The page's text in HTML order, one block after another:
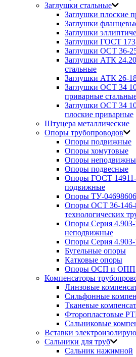
Заглушки стальные
Заглушки плоские
Заглушки
Заглушки
Заглушки ГОСТ
Заглушки ОСТ 36-
Заглушки АТК
стальные
Заглушки АТК 26-
Заглушки ОСТ 34
приварные
Заглушки ОСТ 34
плоские приварные
Штуцера металлические
Опоры трубопроводов
Опоры подвижные
Опоры хомутовые
Опоры
Опоры подвесные
Опоры ГОСТ
подвижные
Опоры ТУ-
Опоры ОСТ 36-146-
технологических
Опоры Серия
неподвижные
Опоры Серия
Бугельные опоры
Катковые опоры
Опоры ОСП и ОПП
Компенсаторы
Линзовые
Сильфонные
Тканевые
Фторопластовые
Сальниковые
Вставки
Сальники для труб
Сальник нажимной